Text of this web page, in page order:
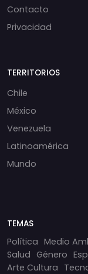
Contacto
Privacidad
TERRITORIOS
Chile
México
Venezuela
Latinoamérica
Mundo
TEMAS
Política Medio
Salud Género
Arte Cultura